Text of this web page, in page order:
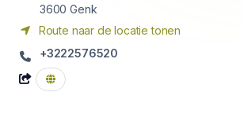
3600 Genk
Route naar de locatie tonen
+3222576520